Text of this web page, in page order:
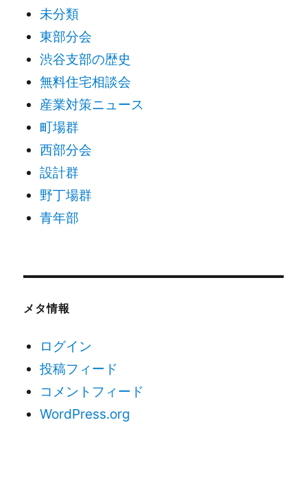
未分類
東部分会
渋谷支部の歴史
無料住宅相談会
産業対策ニュース
町場群
西部分会
設計群
野丁場群
青年部
メタ情報
ログイン
投稿フィード
コメントフィード
WordPress.org